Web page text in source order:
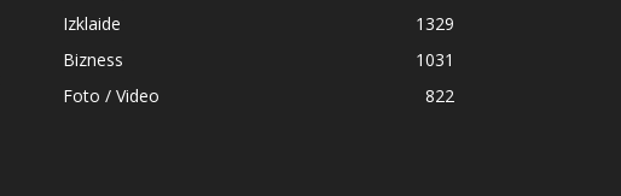
Izklaide
1329
Bizness
1031
Foto / Video
822